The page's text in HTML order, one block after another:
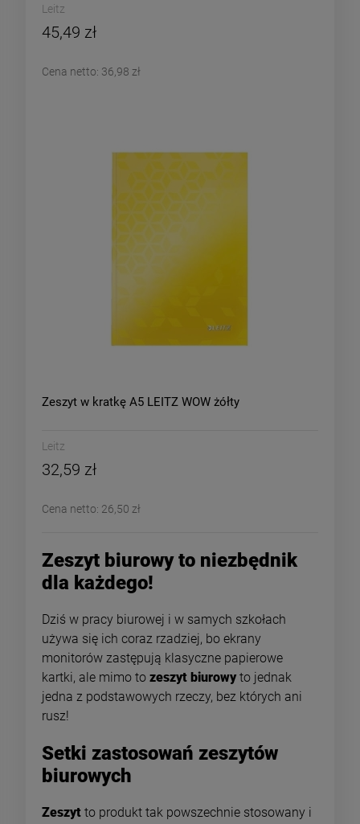
Leitz
45,49 zł
Cena netto: 36,98 zł
Zeszyt w kratkę A5 LEITZ WOW żółty
Leitz
32,59 zł
Cena netto: 26,50 zł
Zeszyt biurowy to niezbędnik
dla każdego!
Dziś w pracy biurowej i w samych szkołach
używa się ich coraz rzadziej, bo ekrany
monitorów zastępują klasyczne papierowe
kartki, ale mimo to zeszyt biurowy to jednak
jedna z podstawowych rzeczy, bez których ani
rusz!
Setki zastosowań zeszytów
biurowych
Zeszyt to produkt tak powszechnie stosowany i